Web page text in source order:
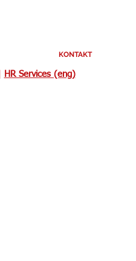
KONTAKT
HR Services (eng)